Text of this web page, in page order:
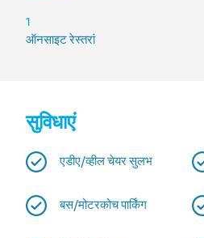
आवास
ऑनसाइट रेस्तरां
1
सुविधाएं
एडीए/व्हील चेयर सुलभ
बस/मोटरकोच पार्किंग